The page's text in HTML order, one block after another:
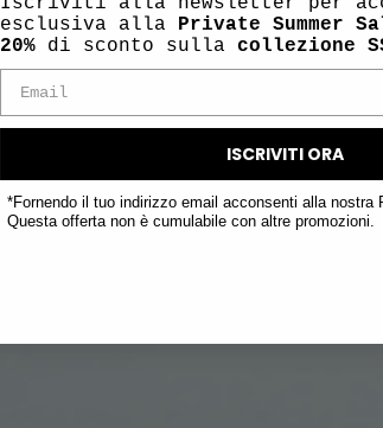
esclusiva alla Private Summer
20% di sconto sulla collezione
ISCRIVITI ORA
*Fornendo il tuo indirizzo email acconsenti alla nostra
Questa offerta non è cumulabile con altre promozioni.